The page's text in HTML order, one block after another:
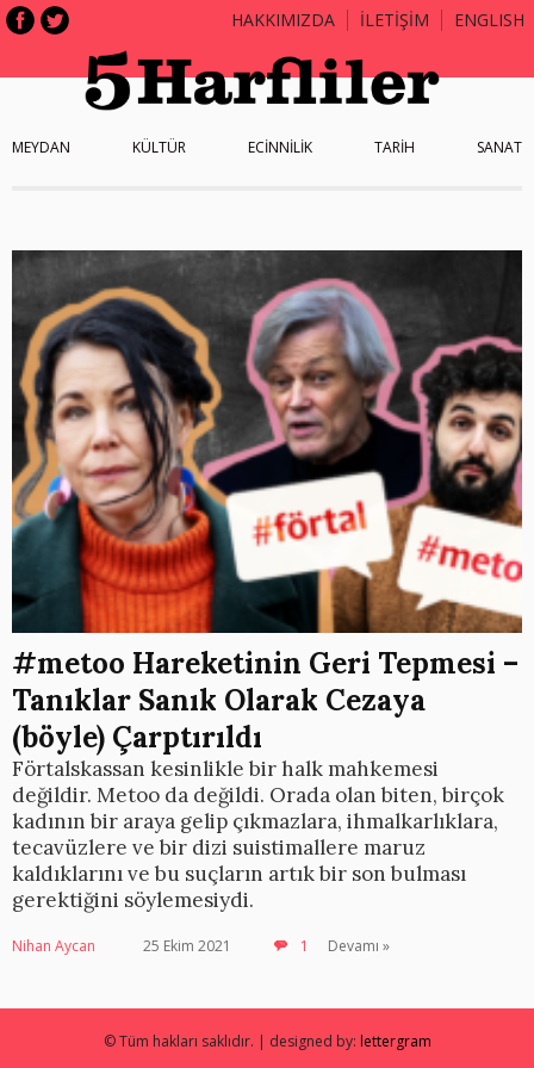
HAKKIMIZDA İLETİŞİM ENGLISH
MEYDAN KÜLTÜR ECİNNİLİK TARİH SANAT
#metoo Hareketinin Geri Tepmesi –
Tanıklar Sanık Olarak Cezaya
(böyle) Çarptırıldı
Förtalskassan kesinlikle bir halk mahkemesi
değildir. Metoo da değildi. Orada olan biten, birçok
kadının bir araya gelip çıkmazlara, ihmalkarlıklara,
tecavüzlere ve bir dizi suistimallere maruz
kaldıklarını ve bu suçların artık bir son bulması
gerektiğini söylemesiydi.
Nihan Aycan 25 Ekim 2021 1 Devamı »
© Tüm hakları saklıdır. | designed by: lettergram